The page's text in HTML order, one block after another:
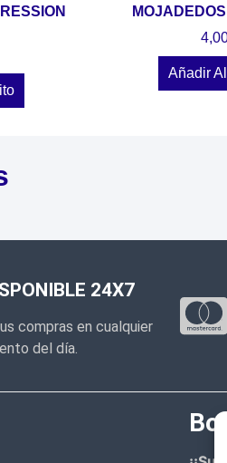
Añadir
24X7
compras en cualquier
del día.